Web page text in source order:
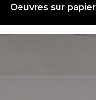
Oeuvres sur papier